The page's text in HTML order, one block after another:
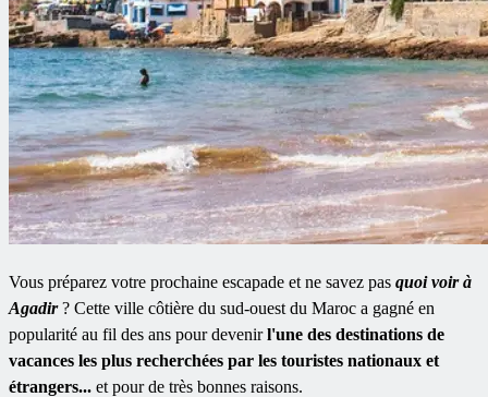
Vous préparez votre prochaine escapade et ne savez pas quoi voir à
Agadir? Cette ville côtière du sud-ouest du Maroc a gagné en
popularité au fil des ans pour devenirl'une des destinations de
vacances les plus recherchées par les touristes nationaux et
étrangers... et pour de très bonnes raisons.